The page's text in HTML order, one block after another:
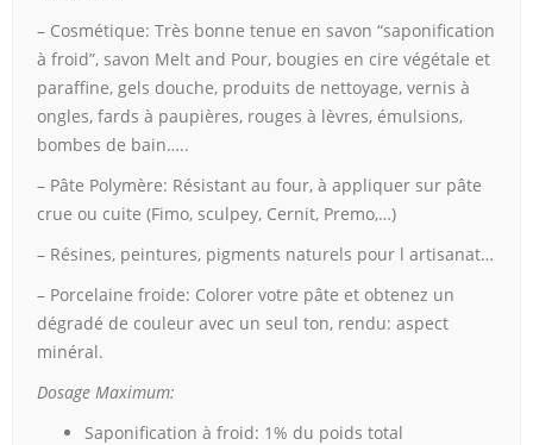
– Cosmétique: Très bonne tenue en savon “saponification
à froid”, savon Melt and Pour, bougies en cire végétale et
paraffine, gels douche, produits de nettoyage, vernis à
ongles, fards à paupières, rouges à lèvres, émulsions,
bombes de bain…..
– Pâte Polymère: Résistant au four, à appliquer sur pâte
crue ou cuite (Fimo, sculpey, Cernit, Premo,…)
– Résines, peintures, pigments naturels pour l artisanat…
– Porcelaine froide: Colorer votre pâte et obtenez un
dégradé de couleur avec un seul ton, rendu: aspect
minéral.
Dosage Maximum:
Saponification à froid: 1% du poids total